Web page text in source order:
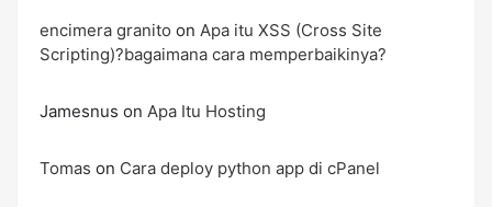
encimera granito on Apa itu XSS (Cross Site
Scripting)?bagaimana cara memperbaikinya?
Jamesnus on Apa Itu Hosting
Tomas on Cara deploy python app di cPanel